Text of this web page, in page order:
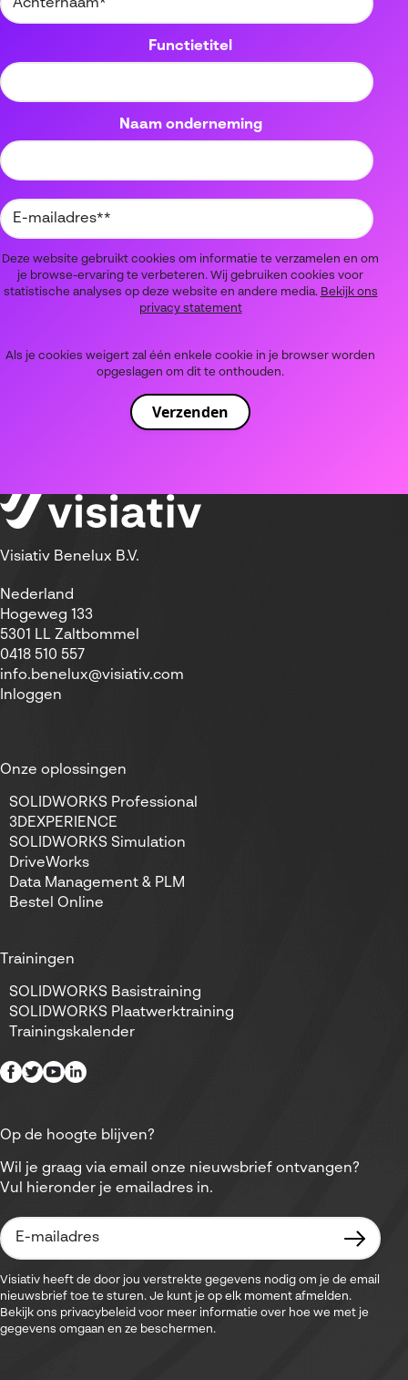
Functietitel
Naam onderneming
Deze website gebruikt cookies om informatie te verzamelen en om
je browse-ervaring te verbeteren. Wij gebruiken cookies voor
statistische analyses op deze website en andere media. Bekijk ons
privacy statement
Als je cookies weigert zal één enkele cookie in je browser worden
opgeslagen om dit te onthouden.
Visiativ Benelux B.V.
Nederland
Hogeweg 133
5301 LL Zaltbommel
0418 510 557
info.benelux@visiativ.com
Inloggen
Onze oplossingen
SOLIDWORKS Professional
3DEXPERIENCE
SOLIDWORKS Simulation
DriveWorks
Data Management & PLM
Bestel Online
Trainingen
SOLIDWORKS Basistraining
SOLIDWORKS Plaatwerktraining
Trainingskalender
Op de hoogte blijven?
Wil je graag via email onze nieuwsbrief ontvangen?
Vul hieronder je emailadres in.
Visiativ heeft de door jou verstrekte gegevens nodig om je de email
nieuwsbrief toe te sturen. Je kunt je op elk moment afmelden.
Bekijk ons privacybeleid voor meer informatie over hoe we met je
gegevens omgaan en ze beschermen.